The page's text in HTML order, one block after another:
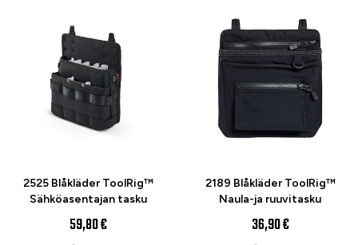
2525 Blåkläder ToolRig™
Sähköasentajan tasku
59,80 €
2189 Blåkläder ToolRig™
Naula-ja ruuvitasku
36,90 €